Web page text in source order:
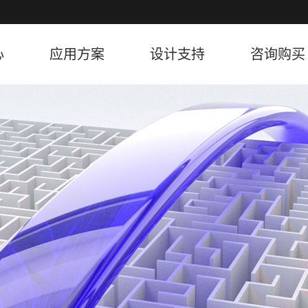
应用方案 设计支持 咨询购买